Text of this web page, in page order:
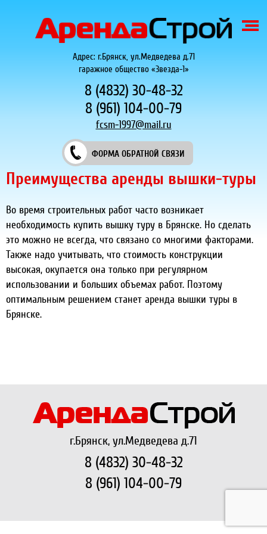
Адрес: г.Брянск, ул.Медведева д.71
гаражное общество «Звезда-1»
8 (4832) 30-48-32
8 (961) 104-00-79
fcsm-1997@mail.ru
ФОРМА ОБРАТНОЙ СВЯЗИ
Преимущества аренды вышки-туры
Во время строительных работ часто возникает
необходимость купить вышку туру в Брянске. Но сделать
это можно не всегда, что связано со многими факторами.
Также надо учитывать, что стоимость конструкции
высокая, окупается она только при регулярном
использовании и больших объемах работ. Поэтому
оптимальным решением станет аренда вышки туры в
Брянске.
г.Брянск, ул.Медведева д.71
8 (4832) 30-48-32
8 (961) 104-00-79